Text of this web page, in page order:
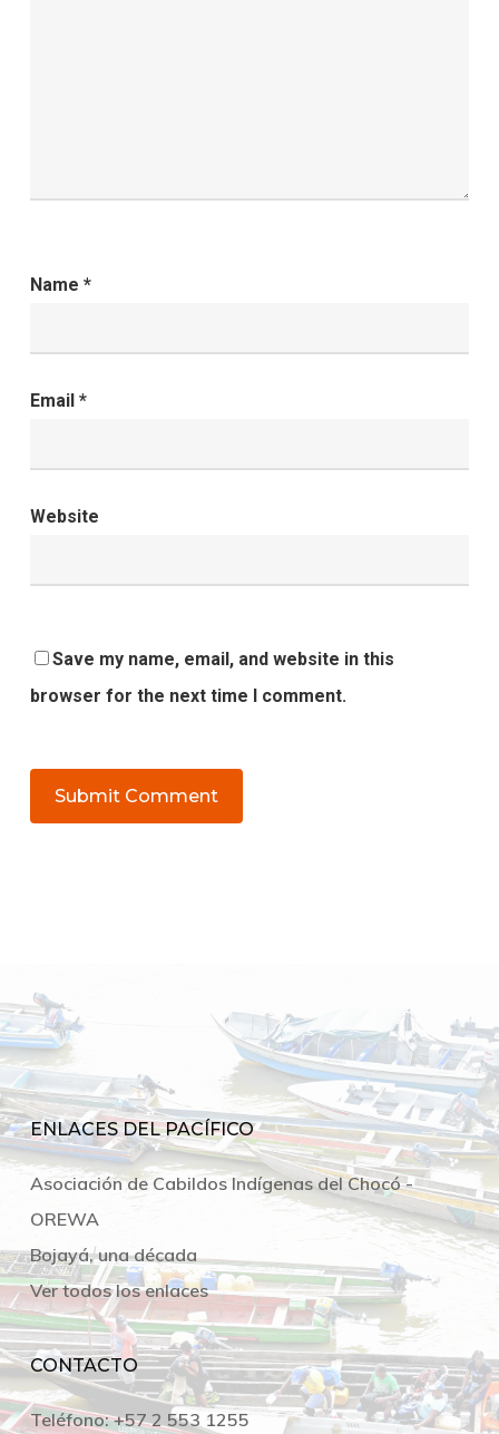
Name *
Email *
Website
Save my name, email, and website in this
browser for the next time I comment.
ENLACES DEL PACÍFICO
Asociación de Cabildos Indígenas del Chocó -
OREWA
Bojayá, una década
Ver todos los enlaces
CONTACTO
Teléfono:+57 2 553 1255